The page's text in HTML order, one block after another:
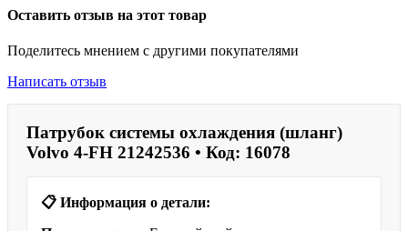
Оставить отзыв на этот товар
Поделитесь мнением с другими покупателями
Написать отзыв
Патрубок системы охлаждения (шланг)
Volvo 4-FH 21242536 • Код: 16078
📋 Информация о детали: